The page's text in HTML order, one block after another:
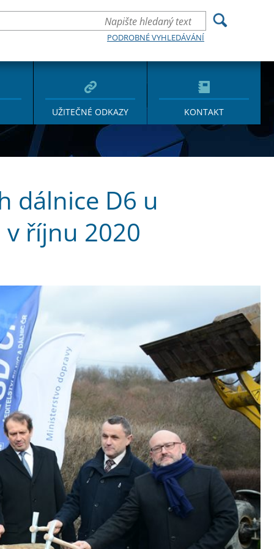
PODROBNÉ VYHLEDÁVÁNÍ
UŽITEČNÉ ODKAZY KONTAKT
dálnice D6 u
říjnu 2020